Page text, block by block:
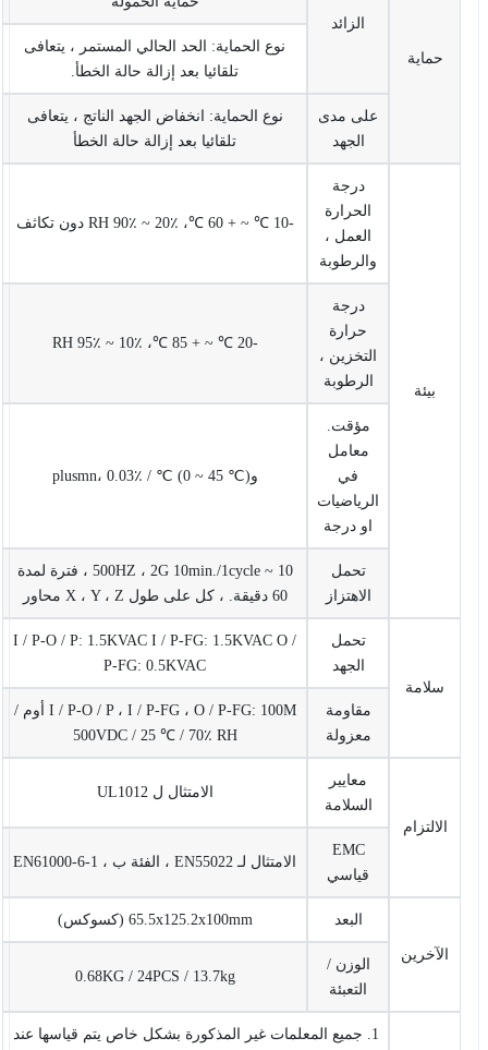
حماية
الزائد
نوع الحماية: الحد الحالي المستمر ، يتعافى
تلقائيا بعد إزالة حالة الخطأ.
على مدى
الجهد
نوع الحماية: انخفاض الجهد الناتج ، يتعافى
تلقائيا بعد إزالة حالة الخطأ
بيئة
درجة
الحرارة
العمل ،
والرطوبة
-10 ℃ ~ + 60 ℃، 20٪ ~ 90٪ RH دون تكاثف
درجة
حرارة
التخزين ،
الرطوبة
-20 ℃ ~ + 85 ℃، 10٪ ~ 95٪ RH
مؤقت.
معامل
في
الرياضيات
او درجة
وplusmn، 0.03٪ / ℃ (0 ~ 45 ℃)
تحمل
الاهتزاز
10 ~ 500HZ ، 2G 10min./1cycle ، فترة لمدة
60 دقيقة. ، كل على طول X ، Y ، Z محاور
سلامة
تحمل
الجهد
I / P-O / P: 1.5KVAC I / P-FG: 1.5KVAC O /
P-FG: 0.5KVAC
مقاومة
معزولة
I / P-O / P ، I / P-FG ، O / P-FG: 100M أوم /
500VDC / 25 ℃ / 70٪ RH
الالتزام
معايير
السلامة
الامتثال ل UL1012
EMC
قياسي
الامتثال لـ EN55022 ، الفئة ب ، EN61000-6-1
الآخرين
البعد 65.5x125.2x100mm (كسوكس)
الوزن /
التعبئة
0.68KG / 24PCS / 13.7kg
1. جميع المعلمات غير المذكورة بشكل خاص يتم قياسها عند